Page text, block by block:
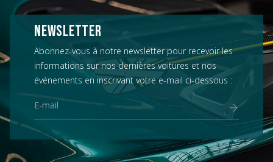
NEWSLETTER
Abonnez-vous à notre newsletter pour recevoir les
informations sur nos dernières voitures et nos
événements en inscrivant votre e-mail ci-dessous :